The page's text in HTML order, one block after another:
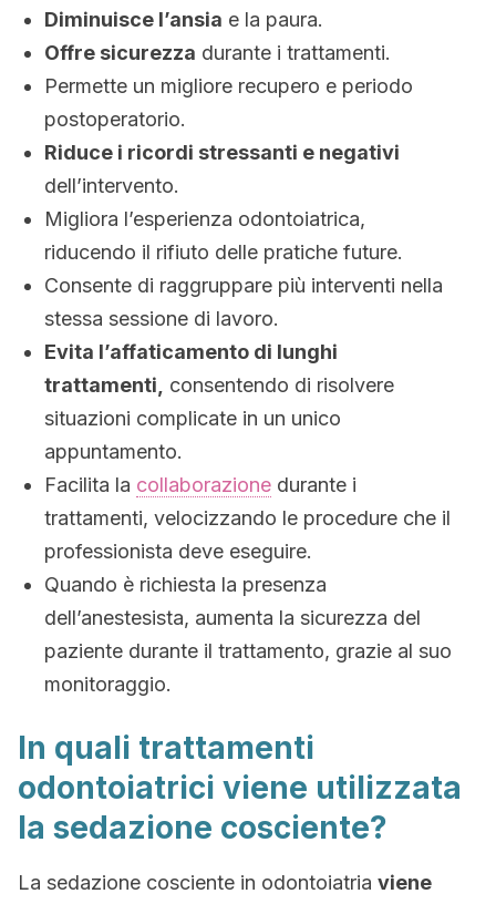
Diminuisce l’ansia e la paura.
Offre sicurezza durante i trattamenti.
Permette un migliore recupero e periodo
postoperatorio.
Riduce i ricordi stressanti e negativi
dell’intervento.
Migliora l’esperienza odontoiatrica,
riducendo il rifiuto delle pratiche future.
Consente di raggruppare più interventi nella
stessa sessione di lavoro.
Evita l’affaticamento di lunghi
trattamenti,
consentendo di risolvere
situazioni complicate in un unico
appuntamento.
Facilita la collaborazione durante i
trattamenti, velocizzando le procedure che il
professionista deve eseguire.
Quando è richiesta la presenza
dell’anestesista, aumenta la sicurezza del
paziente durante il trattamento, grazie al suo
monitoraggio.
In quali trattamenti
odontoiatrici viene utilizzata
la sedazione cosciente?
La sedazione cosciente in odontoiatria viene